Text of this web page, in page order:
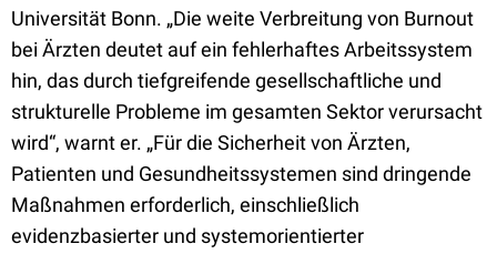
Universität Bonn. „Die weite Verbreitung von Burnout
bei Ärzten deutet auf ein fehlerhaftes Arbeitssystem
hin, das durch tiefgreifende gesellschaftliche und
strukturelle Probleme im gesamten Sektor verursacht
wird“, warnt er. „Für die Sicherheit von Ärzten,
Patienten und Gesundheitssystemen sind dringende
Maßnahmen erforderlich, einschließlich
evidenzbasierter und systemorientierter